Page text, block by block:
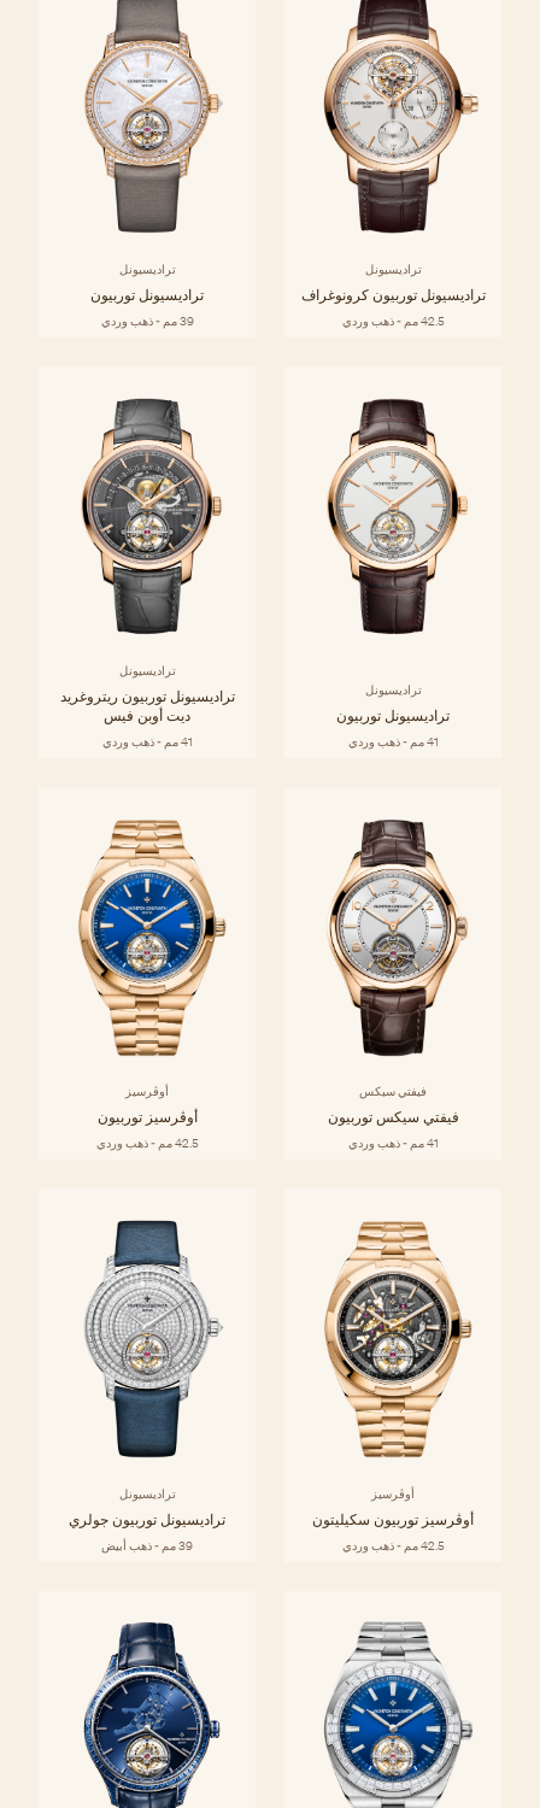
تراديسيونل
تراديسيونل توربيون كرونوغراف
42.5 مم - ذهب وردي
تراديسيونل
تراديسيونل توربيون
39 مم - ذهب وردي
تراديسيونل
تراديسيونل توربيون
41 مم - ذهب وردي
تراديسيونل
تراديسيونل توربيون ريتروغريد
ديت أوبن فيس
41 مم - ذهب وردي
فيفتي سيكس
فيفتي سيكس توربيون
41 مم - ذهب وردي
أوڤرسيز
أوڤرسيز توربيون
42.5 مم - ذهب وردي
أوڤرسيز
أوڤرسيز توربيون سكيليتون
42.5 مم - ذهب وردي
تراديسيونل
تراديسيونل توربيون جولري
39 مم - ذهب أبيض